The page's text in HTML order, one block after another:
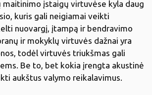
maitinimo įstaigų virtuvėse kyla daug
kuris gali neigiamai veikti
nuovargį, įtampą ir bendravimo
ir mokyklų virtuvės dažnai yra
todėl virtuvės triukšmas gali
Be to, bet kokia įrengta akustinė
aukštus valymo reikalavimus.